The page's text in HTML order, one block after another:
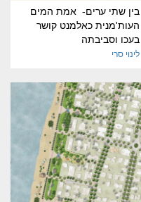
בין שתי ערים- אמת המים
העות'מנית כאלמנט קושר
בעכו וסביבתה
לינוי סרי